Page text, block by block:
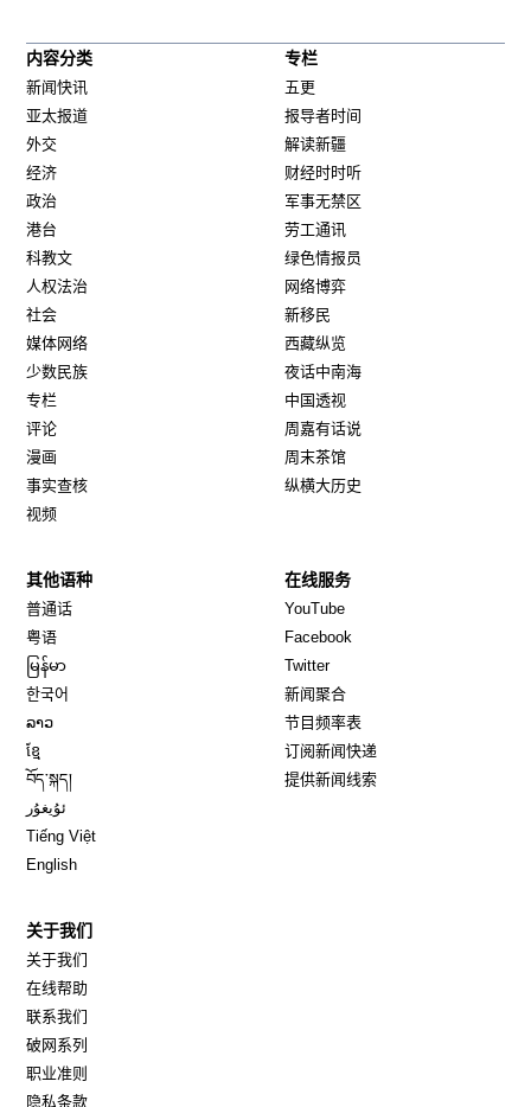
内容分类
新闻快讯
亚太报道
外交
经济
政治
港台
科教文
人权法治
社会
媒体网络
少数民族
专栏
评论
漫画
事实查核
视频
专栏
五更
报导者时间
解读新疆
财经时时听
军事无禁区
劳工通讯
绿色情报员
网络博弈
新移民
西藏纵览
夜话中南海
中国透视
周嘉有话说
周末茶馆
纵横大历史
其他语种
普通话
粤语
မြန်မာ
한국어
ລາວ
ខ្មែ
བོད་སྐད།
ئۇيغۇر
Tiếng Việt
English
在线服务
YouTube
Facebook
TwitterOpens in new window
新闻聚合
节目频率表
订阅新闻快递
提供新闻线索
关于我们
关于我们
在线帮助
联系我们
破网系列
职业准则
隐私条款